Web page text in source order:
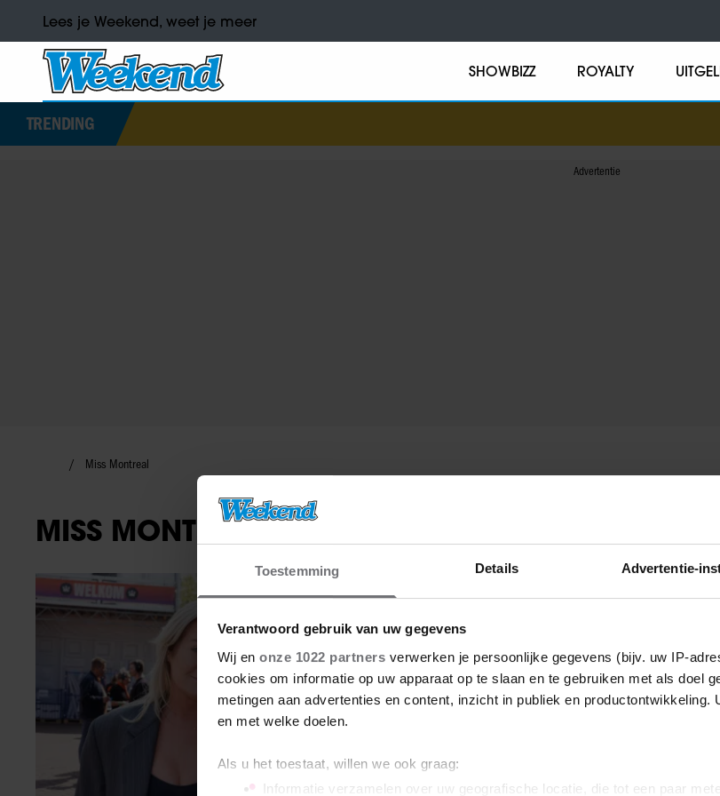
Toestemming Details Advertentie-
Verantwoord gebruik van uw gegevens
Wij en onze 1022 partners verwerken je persoonlijke gegevens (bijv. uw IP-
cookies om informatie op uw apparaat op te slaan en te gebruiken met als doel
metingen aan advertenties en content, inzicht in publiek en
en met welke doelen.
Als u het toestaat, willen we ook graag:
Informatie verzamelen over uw geografische locatie, die tot een paar
Lees je Weekend, weet je meer
SHOWBIZZ ROYALTY
TRENDING
Miss Montreal
MISS MONTREAL